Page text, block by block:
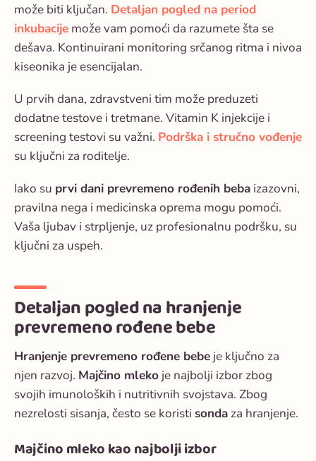
može biti ključan. Detaljan pogled na period
inkubacije može vam pomoći da razumete šta se
dešava. Kontinuirani monitoring srčanog ritma i nivoa
kiseonika je esencijalan.
U prvih dana, zdravstveni tim može preduzeti
dodatne testove i tretmane. Vitamin K injekcije i
screening testovi su važni. Podrška i stručno vođenje
su ključni za roditelje.
Iako su prvi dani prevremeno rođenih beba izazovni,
pravilna nega i medicinska oprema mogu pomoći.
Vaša ljubav i strpljenje, uz profesionalnu podršku, su
ključni za uspeh.
Detaljan pogled na hranjenje
prevremeno rođene bebe
Hranjenje prevremeno rođene bebe je ključno za
njen razvoj. Majčino mleko je najbolji izbor zbog
svojih imunoloških i nutritivnih svojstava. Zbog
nezrelosti sisanja, često se koristi sonda za hranjenje.
Majčino mleko kao najbolji izbor